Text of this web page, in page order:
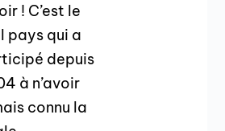
! C’est le
pays qui a
depuis
à n’avoir
connu la